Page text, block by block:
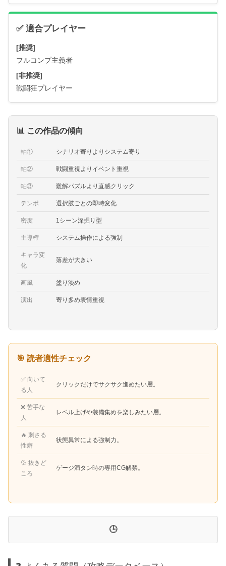
✅ 適合プレイヤー
[推奨]
フルコンプ主義者
[非推奨]
戦闘狂プレイヤー
📊 この作品の傾向
軸① シナリオ寄りよりシステム寄り
軸② 戦闘重視よりイベント重視
軸③ 難解パズルより直感クリック
テンポ 選択肢ごとの即時変化
密度 1シーン深掘り型
主導権 システム操作による強制
キャラ変
化
落差が大きい
画風 塗り淡め
演出 寄り多め表情重視
🎯 読者適性チェック
✅ 向いて
る人
クリックだけでサクサク進めたい層。
❌ 苦手な
人
レベル上げや装備集めを楽しみたい層。
🔥 刺さる
性癖
状態異常による強制力。
💦 抜きど
ころ
ゲージ満タン時の専用CG解禁。
🕒